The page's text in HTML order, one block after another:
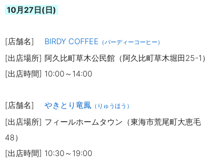
10月27日(日)
[店舗名] BIRDY COFFEE （バーディーコーヒー）
[出店場所] 阿久比町草木公民館（阿久比町草木堀田25-1）
[出店時間] 10:00～14:00
[店舗名] やきとり竜鳳 （りゅうほう）
[出店場所] フィールホームタウン（東海市荒尾町大恵毛
48）
[出店時間] 10:30～19:00